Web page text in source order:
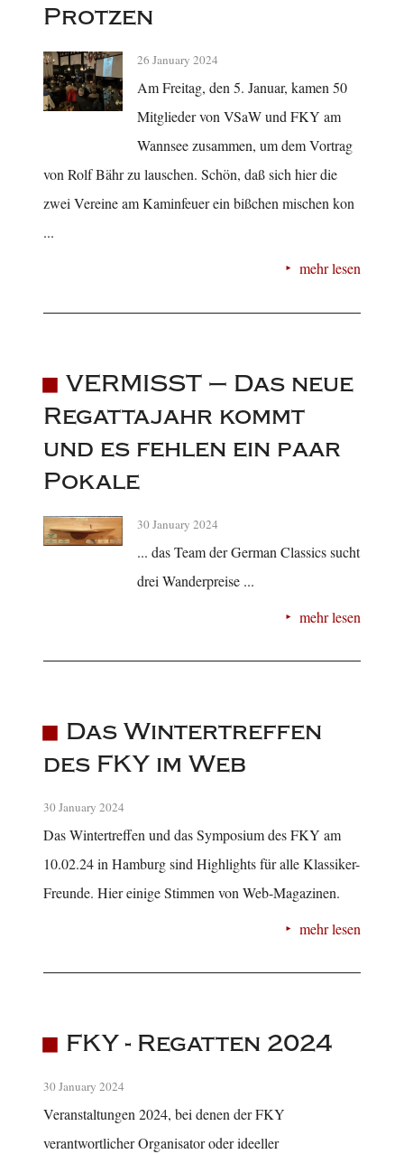
Protzen
26 January 2024
Am Freitag, den 5. Januar, kamen 50
Mitglieder von VSaW und FKY am
Wannsee zusammen, um dem Vortrag
von Rolf Bähr zu lauschen. Schön, daß sich hier die
zwei Vereine am Kaminfeuer ein bißchen mischen kon
...
mehr lesen
VERMISST – Das neue
Regattajahr kommt
und es fehlen ein paar
Pokale
30 January 2024
... das Team der German Classics sucht
drei Wanderpreise ...
mehr lesen
Das Wintertreffen
des FKY im Web
30 January 2024
Das Wintertreffen und das Symposium des FKY am
10.02.24 in Hamburg sind Highlights für alle Klassiker-
Freunde. Hier einige Stimmen von Web-Magazinen.
mehr lesen
FKY - Regatten 2024
30 January 2024
Veranstaltungen 2024, bei denen der FKY
verantwortlicher Organisator oder ideeller